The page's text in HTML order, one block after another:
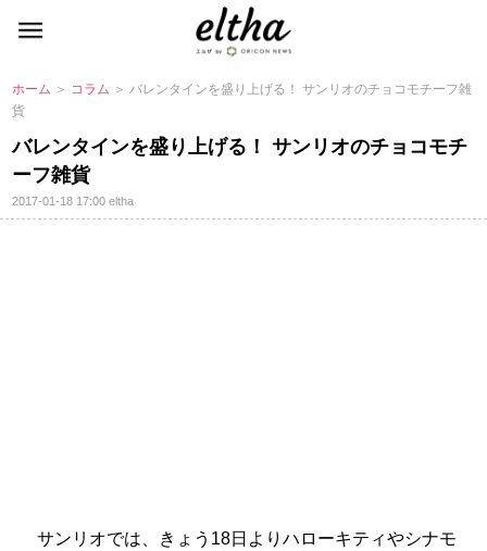
ホーム ＞ コラム ＞ バレンタインを盛り上げる！ サンリオのチョコモチーフ雑
貨
バレンタインを盛り上げる！ サンリオのチョコモチ
ーフ雑貨
2017-01-18 17:00eltha
サンリオでは、きょう18日よりハローキティやシナモ